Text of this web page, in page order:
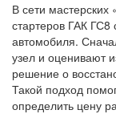
В сети
стартеров ГАК ГС8
автомобиля.
узел и оценивают
решение о
Такой подход
определить цену